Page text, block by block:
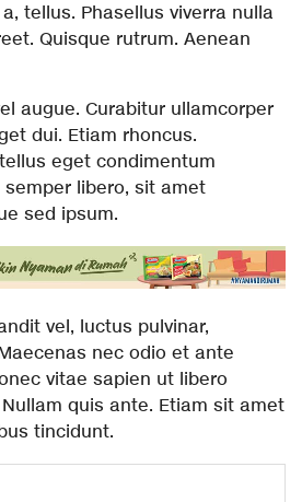
tellus. Phasellus viverra nulla
Quisque rutrum. Aenean
augue. Curabitur ullamcorper
dui. Etiam rhoncus.
eget condimentum
libero, sit amet
sed ipsum.
vel, luctus pulvinar,
nec odio et ante
vitae sapien ut libero
quis ante. Etiam sit amet
tincidunt.